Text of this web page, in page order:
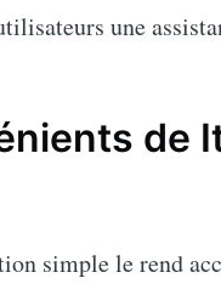
une
de
simple le rend